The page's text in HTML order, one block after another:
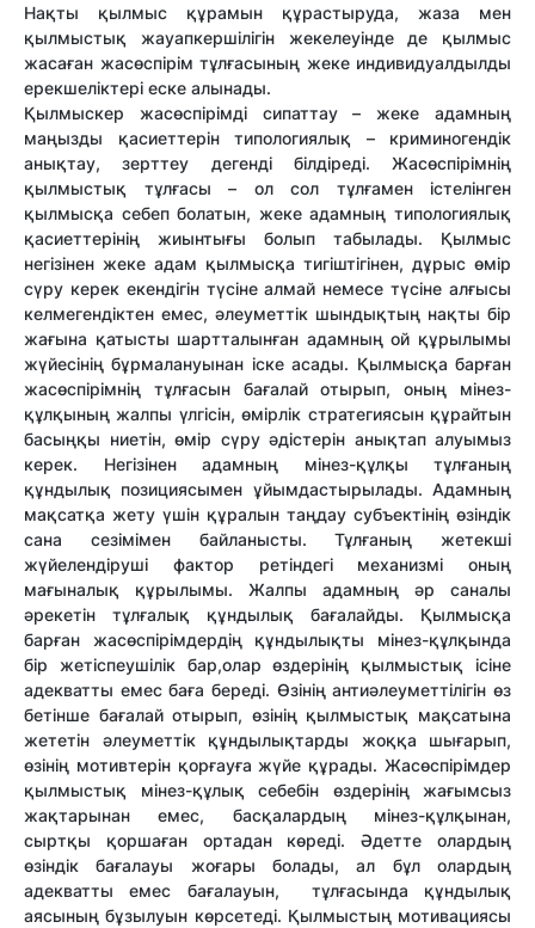
Нақты қылмыс құрамын құрастыруда, жаза мен
қылмыстық жауапкершілігін жекелеуінде де қылмыс
жасаған жасөспірім тұлғасының жеке индивидуалдылды
ерекшеліктері еске алынады.
Қылмыскер жасөспірімді сипаттау – жеке адамның
маңызды қасиеттерін типологиялық – криминогендік
анықтау, зерттеу дегенді білдіреді. Жасөспірімнің
қылмыстық тұлғасы – ол сол тұлғамен істелінген
қылмысқа себеп болатын, жеке адамның типологиялық
қасиеттерінің жиынтығы болып табылады. Қылмыс
негізінен жеке адам қылмысқа тигіштігінен, дұрыс өмір
сүру керек екендігін түсіне алмай немесе түсіне алғысы
келмегендіктен емес, әлеуметтік шындықтың нақты бір
жағына қатысты шартталынған адамның ой құрылымы
жүйесінің бұрмалануынан іске асады. Қылмысқа барған
жасөспірімнің тұлғасын бағалай отырып, оның мінез-
құлқының жалпы үлгісін, өмірлік стратегиясын құрайтын
басыңқы ниетін, өмір сүру әдістерін анықтап алуымыз
керек. Негізінен адамның мінез-құлқы тұлғаның
құндылық позициясымен ұйымдастырылады. Адамның
мақсатқа жету үшін құралын таңдау субъектінің өзіндік
сана сезімімен байланысты. Тұлғаның жетекші
жүйелендіруші фактор ретіндегі механизмі оның
мағыналық құрылымы. Жалпы адамның әр саналы
әрекетін тұлғалық құндылық бағалайды. Қылмысқа
барған жасөспірімдердің құндылықты мінез-құлқында
бір жетіспеушілік бар,олар өздерінің қылмыстық ісіне
адекватты емес баға береді. Өзінің антиәлеуметтілігін өз
бетінше бағалай отырып, өзінің қылмыстық мақсатына
жететін әлеуметтік құндылықтарды жоққа шығарып,
өзінің мотивтерін қорғауға жүйе құрады. Жасөспірімдер
қылмыстық мінез-құлық себебін өздерінің жағымсыз
жақтарынан емес, басқалардың мінез-құлқынан,
сыртқы қоршаған ортадан көреді. Әдетте олардың
өзіндік бағалауы жоғары болады, ал бұл олардың
адекватты емес бағалауын, тұлғасында құндылық
аясының бұзылуын көрсетеді. Қылмыстың мотивациясы